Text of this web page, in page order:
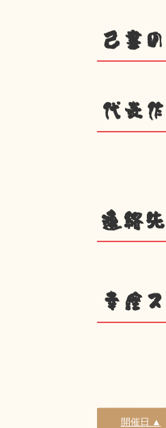
己書
代表作
連絡先
幸座
開催日 ▲